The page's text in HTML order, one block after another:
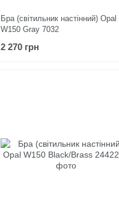
Бра (світильник настінний) Opal
W150 Gray 7032
2 270 грн